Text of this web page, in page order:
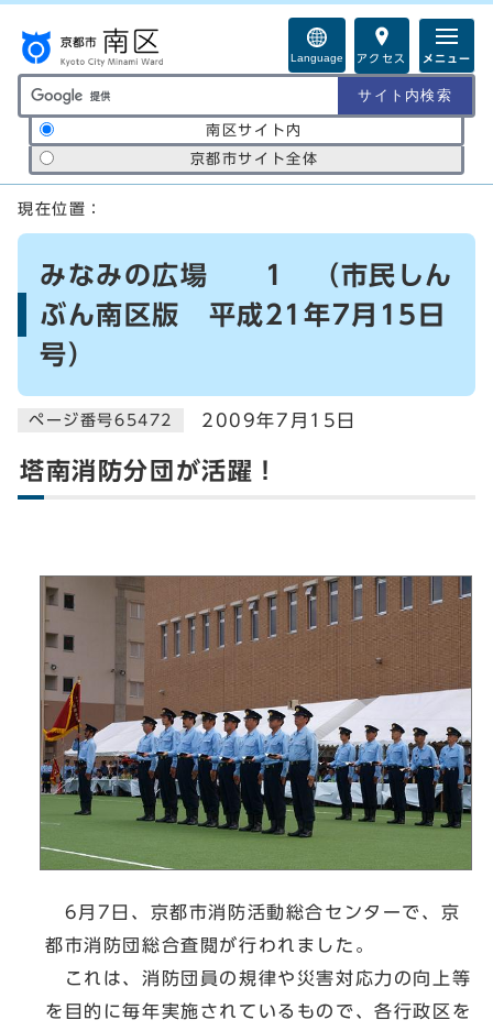
Language アクセス メニュー
サイト内検索の範囲
南区サイト内
京都市サイト全体
ここから本文です
現在位置：
みなみの広場 1 （市民しん
ぶん南区版 平成21年7月15日
号）
ページ番号65472 2009年7月15日
塔南消防分団が活躍！
6月7日、京都市消防活動総合センターで、京
都市消防団総合査閲が行われました。
これは、消防団員の規律や災害対応力の向上等
を目的に毎年実施されているもので、各行政区を